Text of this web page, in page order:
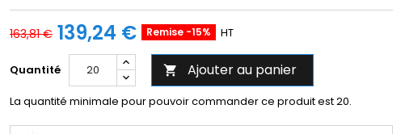
163,81 € 139,24 € Remise -15% HT
Quantité  Ajouter au panier
La quantité minimale pour pouvoir commander ce produit est 20.